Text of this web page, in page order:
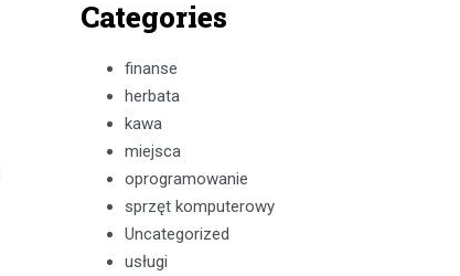
Categories
finanse
herbata
kawa
miejsca
oprogramowanie
sprzęt komputerowy
Uncategorized
usługi